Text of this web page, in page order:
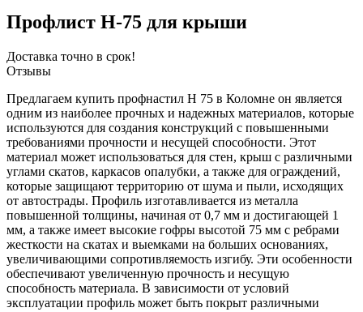
Профлист Н-75 для крыши
Доставка точно в срок!
Отзывы
Предлагаем купить профнастил H 75 в Коломне он является
одним из наиболее прочных и надежных материалов, которые
используются для создания конструкций с повышенными
требованиями прочности и несущей способности. Этот
материал может использоваться для стен, крыш с различными
углами скатов, каркасов опалубки, а также для ограждений,
которые защищают территорию от шума и пыли, исходящих
от автострады. Профиль изготавливается из металла
повышенной толщины, начиная от 0,7 мм и достигающей 1
мм, а также имеет высокие гофры высотой 75 мм с ребрами
жесткости на скатах и выемками на больших основаниях,
увеличивающими сопротивляемость изгибу. Эти особенности
обеспечивают увеличенную прочность и несущую
способность материала. В зависимости от условий
эксплуатации профиль может быть покрыт различными